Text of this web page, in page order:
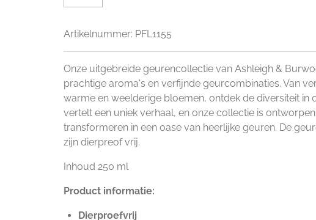
Artikelnummer: PFL1155
Onze uitgebreide geurencollectie van Ashleigh &
prachtige aroma's en verfijnde geurcombinaties. Van
warme en weelderige bloemen, ontdek de diversiteit in
vertelt een uniek verhaal, en onze collectie is
transformeren in een oase van heerlijke geuren. De
zijn dierpreof vrij.
Inhoud 250 ml
Product informatie:
Dierproefvrij